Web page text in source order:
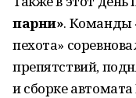
парни». Команды
пехота»
препятствий,
и сборке